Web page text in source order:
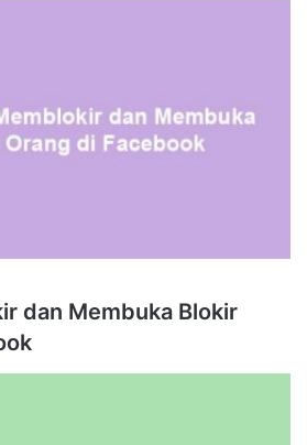
dan Membuka Blokir